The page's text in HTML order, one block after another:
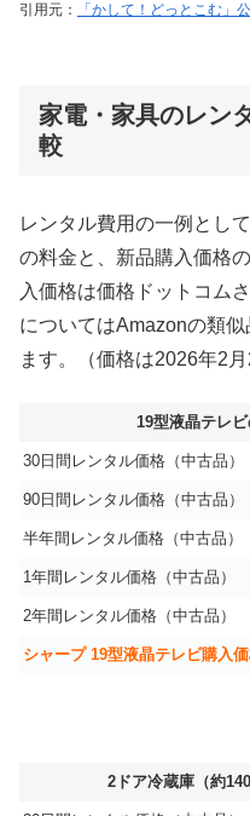
引用元： 「かして！どっとこむ」
家電・家具のレン
較
レンタル費用の一例として
の料金と、新品購入価格
入価格は価格ドットコム
についてはAmazonの類
ます。（価格は2026年2月
19型液晶テレ
30日間レンタル価格（中古品）
90日間レンタル価格（中古品）
半年間レンタル価格（中古品）
1年間レンタル価格（中古品）
2年間レンタル価格（中古品）
シャープ 19型液晶テレビ購入
2ドア冷蔵庫（約